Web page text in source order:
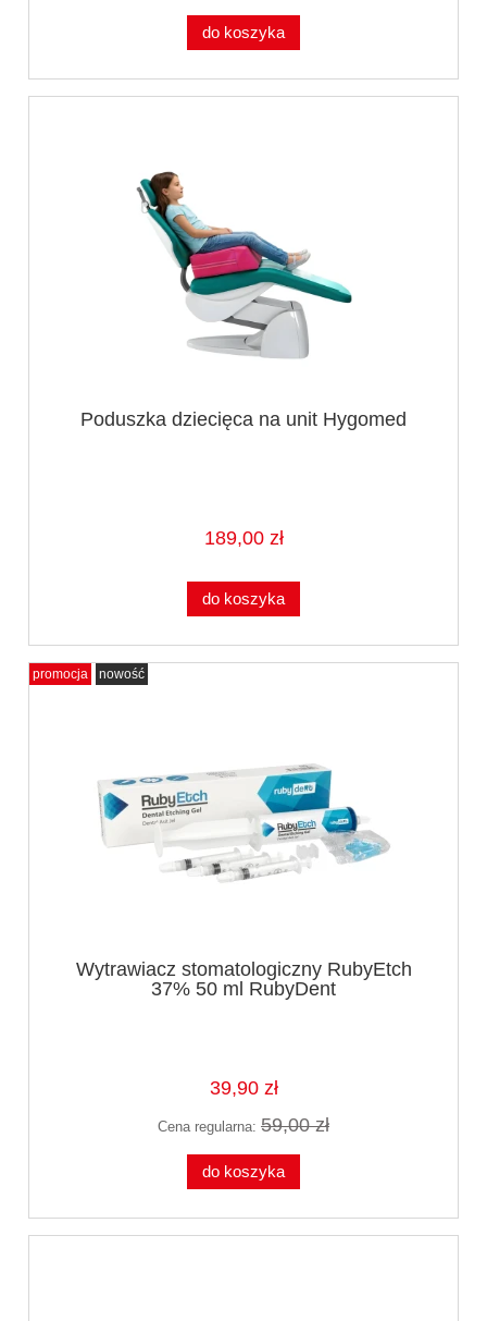
do koszyka
Poduszka dziecięca na unit Hygomed
189,00 zł
do koszyka
Wytrawiacz stomatologiczny RubyEtch
37% 50 ml RubyDent
39,90 zł
Cena regularna: 59,00 zł
do koszyka
promocja nowość